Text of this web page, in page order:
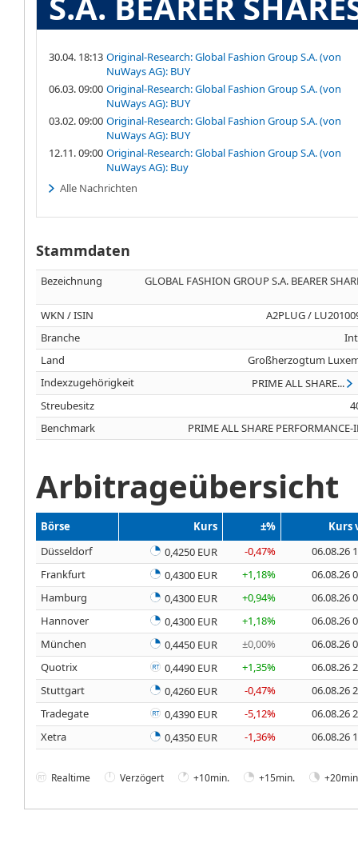
30.04. 18:13 Original-Research: Global Fashion Group S.A. (von
NuWays AG): BUY
06.03. 09:00 Original-Research: Global Fashion Group S.A. (von
NuWays AG): BUY
03.02. 09:00 Original-Research: Global Fashion Group S.A. (von
NuWays AG): BUY
12.11. 09:00 Original-Research: Global Fashion Group S.A. (von
NuWays AG): Buy
Alle Nachrichten
Stammdaten
Bezeichnung GLOBAL FASHION GROUP S.A. BEARER
WKN / ISIN
A2PLUG /
Branche
Land
Großherzogtum
Indexzugehörigkeit
PRIME ALL SHARE...
Streubesitz
Benchmark
PRIME ALL SHARE PERFORMANCE-
Arbitrageübersicht
Börse Kurs ±%
Kurs
Düsseldorf
0,4250 EUR -0,47%
06.08.26
Frankfurt
0,4300 EUR +1,18%
06.08.26
Hamburg
0,4300 EUR +0,94%
06.08.26
Hannover
0,4300 EUR +1,18%
06.08.26
München
0,4450 EUR ±0,00%
06.08.26
Quotrix
0,4490 EUR +1,35%
06.08.26
Stuttgart
0,4260 EUR -0,47%
06.08.26
Tradegate
0,4390 EUR -5,12%
06.08.26
Xetra
0,4350 EUR -1,36% 06.08.26
Realtime Verzögert +10min. +15min.